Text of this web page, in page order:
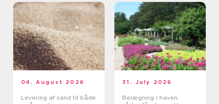
04. August 2026
Levering af sand til både
31. July 2026
Belægning i haven: